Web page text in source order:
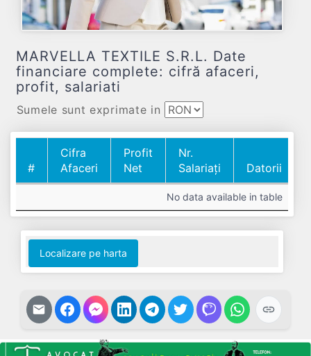
MARVELLA TEXTILE S.R.L. Date
financiare complete: cifră afaceri,
profit, salariati
Sumele sunt exprimate in
#
Cifra
Afaceri
Profit
Net
Nr.
Salariați
Datorii
Afaceri
Net
Nr.
Salariați
Datorii
No data available in table
Localizare pe harta